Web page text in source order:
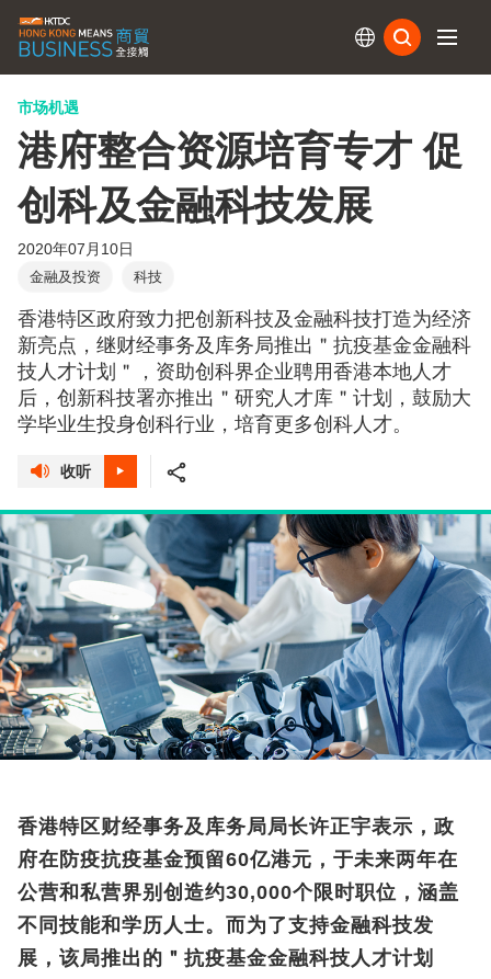
市场机遇
港府整合资源培育专才 促
创科及金融科技发展
2020年07月10日
金融及投资 科技
香港特区政府致力把创新科技及金融科技打造为经济
新亮点，继财经事务及库务局推出＂抗疫基金金融科
技人才计划＂，资助创科界企业聘用香港本地人才
后，创新科技署亦推出＂研究人才库＂计划，鼓励大
学毕业生投身创科行业，培育更多创科人才。
收听
香港特区财经事务及库务局局长许正宇表示，政
府在防疫抗疫基金预留60亿港元，于未来两年在
公营和私营界别创造约30,000个限时职位，涵盖
不同技能和学历人士。而为了支持金融科技发
展，该局推出的＂抗疫基金金融科技人才计划